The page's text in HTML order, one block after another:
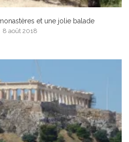
et une jolie balade
8 août 2018